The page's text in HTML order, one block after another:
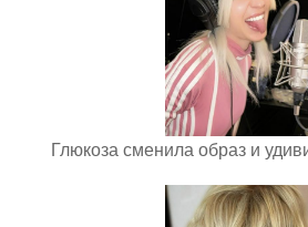
Глюкоза сменила образ и